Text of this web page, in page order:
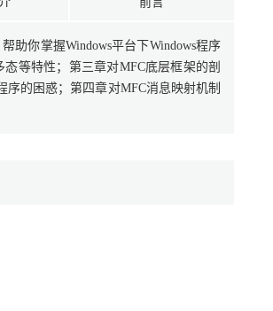
助你掌握Windows平台下Windows程序
等特性；第三章对MFC底层框架的剖
的困惑；第四章对MFC消息映射机制